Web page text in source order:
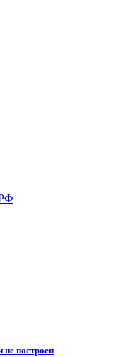
построен